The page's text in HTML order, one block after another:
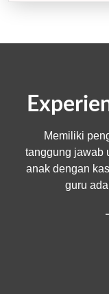
Memiliki
tanggung jawab
anak dengan
guru